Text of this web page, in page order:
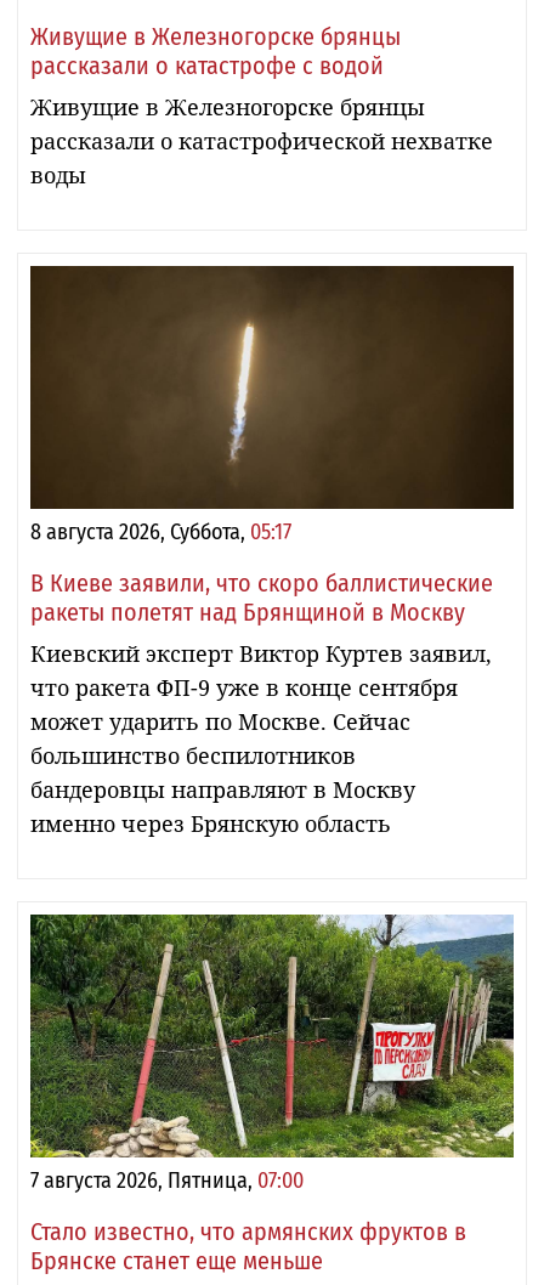
Живущие в Железногорске брянцы
рассказали о катастрофе с водой
Живущие в Железногорске брянцы
рассказали о катастрофической нехватке
воды
8 августа 2026, Суббота, 05:17
В Киеве заявили, что скоро баллистические
ракеты полетят над Брянщиной в Москву
Киевский эксперт Виктор Куртев заявил,
что ракета ФП-9 уже в конце сентября
может ударить по Москве. Сейчас
большинство беспилотников
бандеровцы направляют в Москву
именно через Брянскую область
7 августа 2026, Пятница, 07:00
Стало известно, что армянских фруктов в
Брянске станет еще меньше